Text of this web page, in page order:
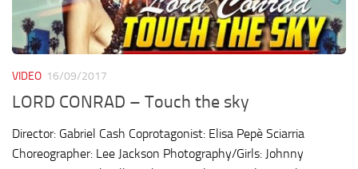
VIDEO 16/09/2017
LORD CONRAD – Touch the sky
Director: Gabriel Cash Coprotagonist: Elisa Pepè Sciarria
Choreographer: Lee Jackson Photography/Girls: Johnny